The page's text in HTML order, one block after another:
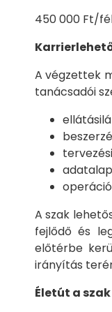
450 000 Ft/
A végzettek
tanácsadói
A szak
fejlődő és
előtérbe
irányítás
Életút a